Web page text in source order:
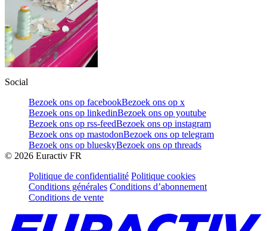
Social
Bezoek ons op facebookBezoek ons op x
Bezoek ons op linkedinBezoek ons op youtube
Bezoek ons op rss-feedBezoek ons op instagram
Bezoek ons op mastodonBezoek ons op telegram
Bezoek ons op blueskyBezoek ons op threads
© 2026 Euractiv FR
Politique de confidentialité Politique cookies
Conditions générales Conditions d’abonnement
Conditions de vente